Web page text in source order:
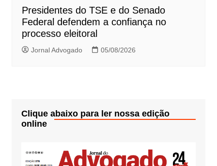
Presidentes do TSE e do Senado
Federal defendem a confiança no
processo eleitoral
Jornal Advogado 05/08/2026
Clique abaixo para ler nossa edição
online